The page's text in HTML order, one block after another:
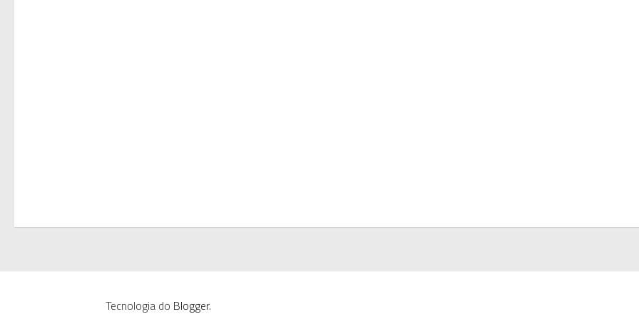
Tecnologia do Blogger.